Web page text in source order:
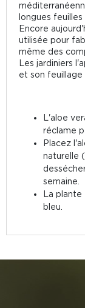
longues
Encore
utilisée pour
même des
Les jardiniers
et son feuillage
L'aloe
réclame
Placez
naturelle
semaine.
La
bleu.